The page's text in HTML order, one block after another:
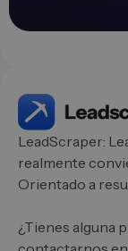
LeadScraper:
realmente
Orientado a
¿Tienes alguna